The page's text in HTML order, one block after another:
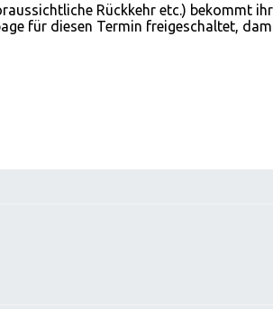
Rückkehr etc.) bekommt
für diesen Termin freigeschaltet,